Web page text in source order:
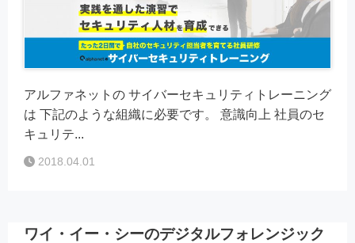
アルファネットの サイバーセキュリティトレーニング
は 下記のような組織に必要です。 意識向上 社員のセ
キュリテ...
2018.04.01
ワイ・イー・シーのデジタルフォレンジック